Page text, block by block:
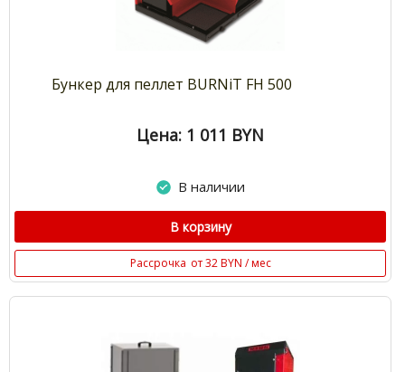
Бункер для пеллет BURNiT FH 500
Цена: 1 011 BYN
В наличии
В корзину
Рассрочка от 32 BYN / мес